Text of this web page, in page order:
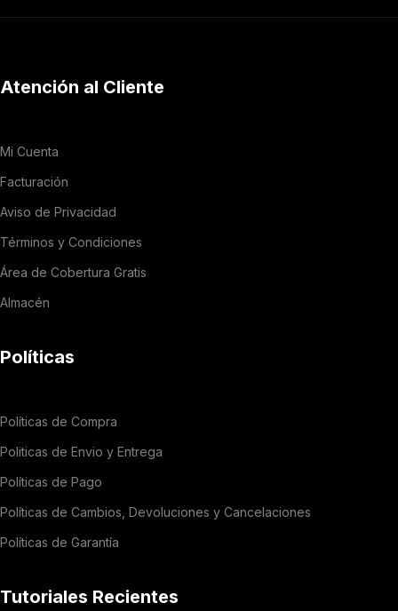
Atención al Cliente
Mi Cuenta
Facturación
Aviso de Privacidad
Términos y Condiciones
Área de Cobertura Gratis
Almacén
Políticas
Políticas de Compra
Politicas de Envio y Entrega
Políticas de Pago
Políticas de Cambios, Devoluciones y Cancelaciones
Políticas de Garantía
Tutoriales Recientes